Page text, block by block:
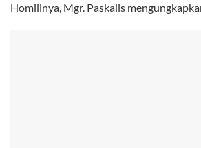
Homilinya, Mgr. Paskalis